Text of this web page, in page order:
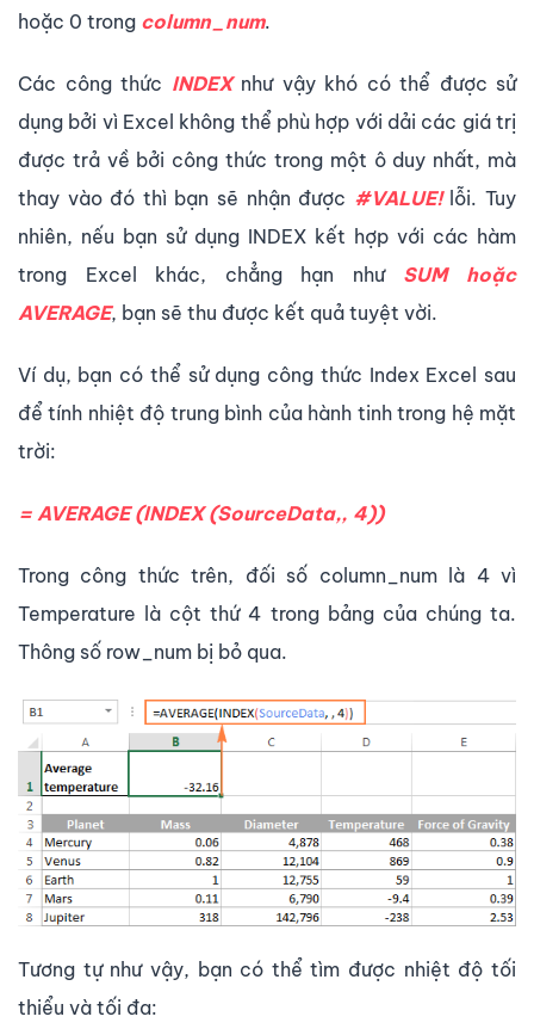
hoặc 0 trong column_num.
Các công thức INDEXnhư vậy khó có thể được sử
dụng bởi vì Excel không thể phù hợp với dải các giá trị
được trả về bởi công thức trong một ô duy nhất, mà
thay vào đó thì bạn sẽ nhận được #VALUE! lỗi. Tuy
nhiên, nếu bạn sử dụng INDEX kết hợp với các hàm
trong Excel khác, chẳng hạn như SUM hoặc
AVERAGE, bạn sẽ thu được kết quả tuyệt vời.
Ví dụ, bạn có thể sử dụng công thức Index Excel sau
để tính nhiệt độ trung bình của hành tinh trong hệ mặt
trời:
= AVERAGE (INDEX (SourceData,, 4))
Trong công thức trên, đối số column_num là 4 vì
Temperature là cột thứ 4 trong bảng của chúng ta.
Thông số row_num bị bỏ qua.
Tương tự như vậy, bạn có thể tìm được nhiệt độ tối
thiểu và tối đa: